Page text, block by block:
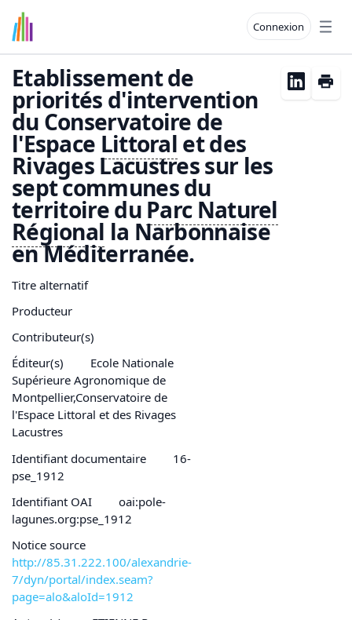
Connexion
Etablissement de
priorités d'intervention
du Conservatoire de
l'Espace Littoral et des
Rivages Lacustres sur les
sept communes du
territoire du ParcNaturel
Régional la Narbonnaise
en Méditerranée.
Titre alternatif
Producteur
Contributeur(s)
Éditeur(s)
Ecole Nationale
Supérieure Agronomique de
Montpellier,Conservatoire de
l'Espace Littoral et des Rivages
Lacustres
Identifiant documentaire
16-
pse_1912
Identifiant OAI
oai:pole-
lagunes.org:pse_1912
Notice source
http://85.31.222.100/alexandrie-
7/dyn/portal/index.seam?
page=alo&aloId=1912